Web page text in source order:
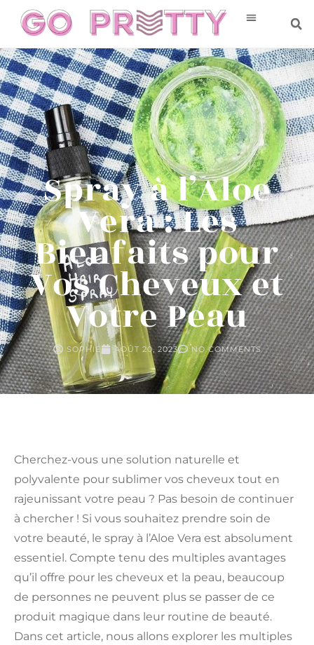
Spray à l’Aloe
Vera : Les
Bienfaits pour
Vos Cheveux et
Votre Peau
SOPHIE AOÛT 20, 2023 NO COMMENTS
Cherchez-vous une solution naturelle et
polyvalente pour sublimer vos cheveux tout en
rajeunissant votre peau ? Pas besoin de continuer
à chercher ! Si vous souhaitez prendre soin de
votre beauté, le spray à l’Aloe Vera est absolument
essentiel. Compte tenu des multiples avantages
qu’il offre pour les cheveux et la peau, beaucoup
de personnes ne peuvent plus se passer de ce
produit magique dans leur routine de beauté.
Dans cet article, nous allons explorer les multiples